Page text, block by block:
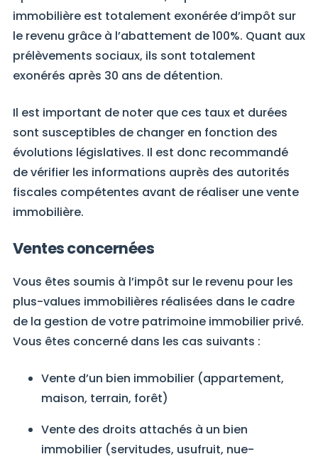
immobilière est totalement exonérée d’impôt sur
le revenu grâce à l’abattement de 100%. Quant aux
prélèvements sociaux, ils sont totalement
exonérés après 30 ans de détention.
Il est important de noter que ces taux et durées
sont susceptibles de changer en fonction des
évolutions législatives. Il est donc recommandé
de vérifier les informations auprès des autorités
fiscales compétentes avant de réaliser une vente
immobilière.
Ventes concernées
Vous êtes soumis à l’impôt sur le revenu pour les
plus-values immobilières réalisées dans le cadre
de la gestion de votre patrimoine immobilier privé.
Vous êtes concerné dans les cas suivants :
Vente d’un bien immobilier (appartement,
maison, terrain, forêt)
Vente des droits attachés à un bien
immobilier (servitudes, usufruit, nue-